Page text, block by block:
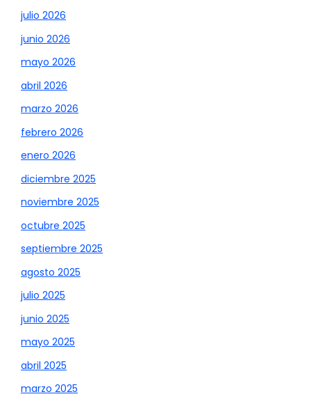
julio 2026
junio 2026
mayo 2026
abril 2026
marzo 2026
febrero 2026
enero 2026
diciembre 2025
noviembre 2025
octubre 2025
septiembre 2025
agosto 2025
julio 2025
junio 2025
mayo 2025
abril 2025
marzo 2025